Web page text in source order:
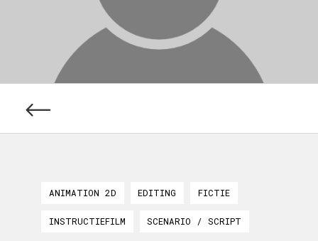
ANIMATION 2D EDITING FICTIE
INSTRUCTIEFILM SCENARIO / SCRIPT